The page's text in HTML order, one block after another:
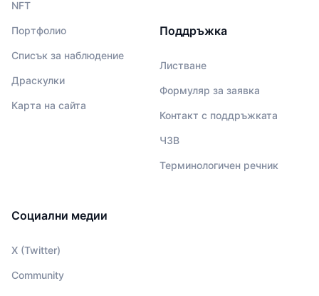
NFT
Портфолио
Списък за наблюдение
Драскулки
Карта на сайта
Поддръжка
Листване
Формуляр за заявка
Контакт с поддръжката
ЧЗВ
Терминологичен речник
Социални медии
X (Twitter)
Community